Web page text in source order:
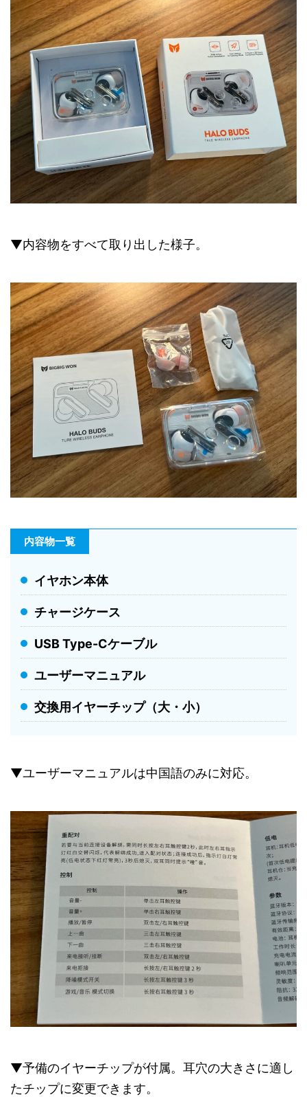
▼内容物をすべて取り出した様子。
内容物一覧
イヤホン本体
チャージケース
USB Type-Cケーブル
ユーザーマニュアル
交換用イヤーチップ（大・小）
▼ユーザーマニュアルは中国語のみに対応。
▼予備のイヤーチップが付属。耳穴の大きさに適し
たチップに変更できます。